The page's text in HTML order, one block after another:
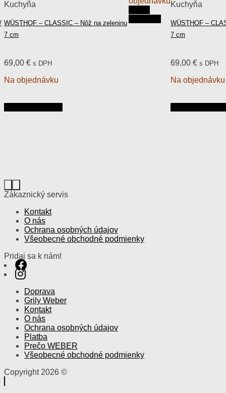
Kuchyňa
WÜSTHOF – CLASSIC – Nôž na zeleninu
7 cm
69,00 € s DPH
Na objednávku
Kuchyňa
WÜSTHOF –
7 cm
69,00 € s DPH
Na objednávku
Zákaznický servis
Kontakt
O nás
Ochrana osobných údajov
Všeobecné obchodné podmienky
Pridaj sa k nám!
Doprava
Grily Weber
Kontakt
O nás
Ochrana osobných údajov
Platba
Prečo WEBER
Všeobecné obchodné podmienky
Copyright 2026 ©